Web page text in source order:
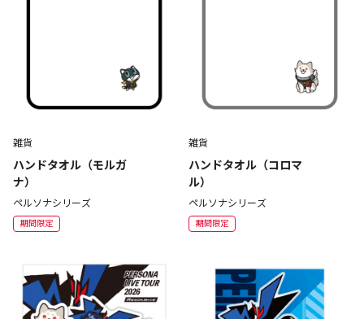
雑貨
ハンドタオル（モルガ
ナ）
ペルソナシリーズ
期間限定
雑貨
ハンドタオル（コロマ
ル）
ペルソナシリーズ
期間限定